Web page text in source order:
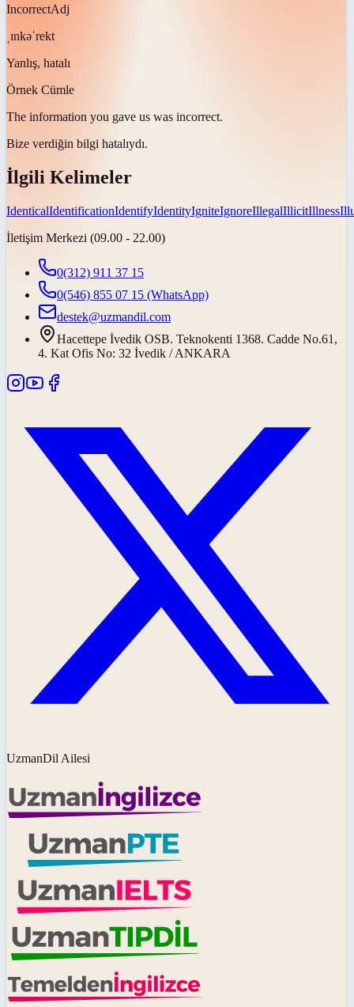
IncorrectAdj
ˌɪnkəˈrekt
Yanlış, hatalı
Örnek Cümle
The information you gave us was incorrect.
Bize verdiğin bilgi hatalıydı.
İlgili Kelimeler
IdenticalIdentificationIdentifyIdentityIgniteIgnoreIllegalIllicitIllness
İletişim Merkezi (09.00 - 22.00)
0(312) 911 37 15
0(546) 855 07 15 (WhatsApp)
destek@uzmandil.com
Hacettepe İvedik OSB. Teknokenti 1368. Cadde No.61,
4. Kat Ofis No: 32 İvedik / ANKARA
UzmanDil Ailesi